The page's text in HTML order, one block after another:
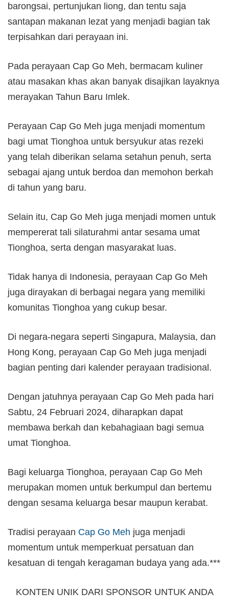
barongsai, pertunjukan liong, dan tentu saja
santapan makanan lezat yang menjadi bagian tak
terpisahkan dari perayaan ini.
Pada perayaan Cap Go Meh, bermacam kuliner
atau masakan khas akan banyak disajikan layaknya
merayakan Tahun Baru Imlek.
Perayaan Cap Go Meh juga menjadi momentum
bagi umat Tionghoa untuk bersyukur atas rezeki
yang telah diberikan selama setahun penuh, serta
sebagai ajang untuk berdoa dan memohon berkah
di tahun yang baru.
Selain itu, Cap Go Meh juga menjadi momen untuk
mempererat tali silaturahmi antar sesama umat
Tionghoa, serta dengan masyarakat luas.
Tidak hanya di Indonesia, perayaan Cap Go Meh
juga dirayakan di berbagai negara yang memiliki
komunitas Tionghoa yang cukup besar.
Di negara-negara seperti Singapura, Malaysia, dan
Hong Kong, perayaan Cap Go Meh juga menjadi
bagian penting dari kalender perayaan tradisional.
Dengan jatuhnya perayaan Cap Go Meh pada hari
Sabtu, 24 Februari 2024, diharapkan dapat
membawa berkah dan kebahagiaan bagi semua
umat Tionghoa.
Bagi keluarga Tionghoa, perayaan Cap Go Meh
merupakan momen untuk berkumpul dan bertemu
dengan sesama keluarga besar maupun kerabat.
Tradisi perayaan Cap Go Meh juga menjadi
momentum untuk memperkuat persatuan dan
kesatuan di tengah keragaman budaya yang ada.***
KONTEN UNIK DARI SPONSOR UNTUK ANDA